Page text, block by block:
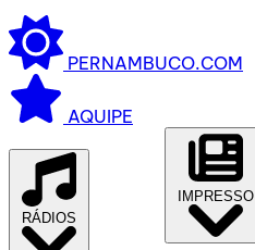
PERNAMBUCO.COM
AQUIPE
RÁDIOS
IMPRESSO